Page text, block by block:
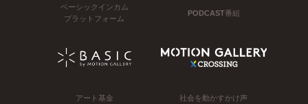
ベーシックインカム
プラットフォーム
PODCAST番組
アート基金 社会を動かすかけ声